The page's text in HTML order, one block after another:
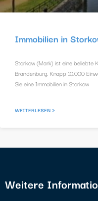
Immobilien in
Storkow (Mark) ist eine beliebte
Brandenburg. Knapp 10.000
Sie eine Immobilien in Storkow
WEITERLESEN »
Weitere